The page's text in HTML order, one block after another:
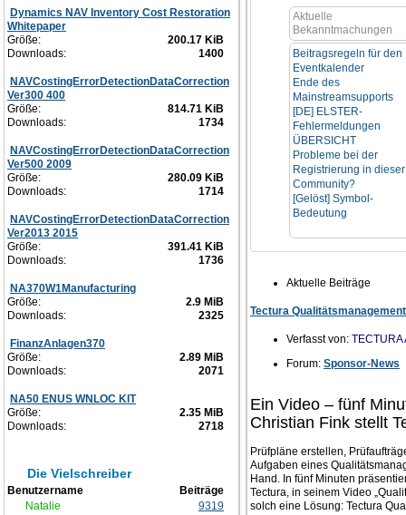
Dynamics NAV Inventory Cost Restoration
Whitepaper
Größe:
200.17 KiB
Downloads:
1400
NAVCostingErrorDetectionDataCorrection
Ver300 400
Größe:
814.71 KiB
Downloads:
1734
NAVCostingErrorDetectionDataCorrection
Ver500 2009
Größe:
280.09 KiB
Downloads:
1714
NAVCostingErrorDetectionDataCorrection
Ver2013 2015
Größe:
391.41 KiB
Downloads:
1736
NA370W1Manufacturing
Größe:
2.9 MiB
Downloads:
2325
FinanzAnlagen370
Größe:
2.89 MiB
Downloads:
2071
NA50 ENUS WNLOC KIT
Größe:
2.35 MiB
Downloads:
2718
Die Vielschreiber
Benutzername
Beiträge
Natalie
9319
Aktuelle
Bekanntmachungen
Beitragsregeln für den
Eventkalender
Ende des
Mainstreamsupports
[DE] ELSTER-
Fehlermeldungen
ÜBERSICHT
Probleme bei der
Registrierung in dieser
Community?
[Gelöst] Symbol-
Bedeutung
Aktuelle Beiträge
Tectura
Verfasst von: TECTURA
Forum: Sponsor-News
Ein Video – fünf
Christian Fink stellt
Prüfpläne erstellen,
Aufgaben eines
Hand. In fünf Minuten
Tectura, in seinem Video
solch eine Lösung: Tectura